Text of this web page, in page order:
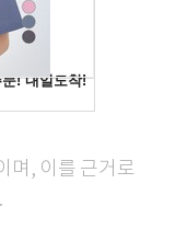
며, 이를 근거로